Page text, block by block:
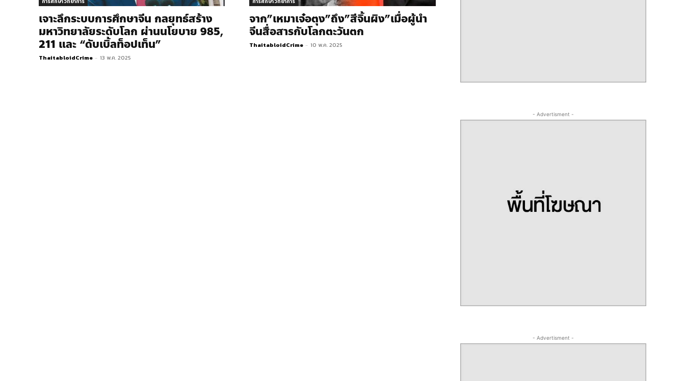
เจาะลึกระบบการศึกษาจีน กลยุทธ์สร้าง
มหาวิทยาลัยระดับโลก ผ่านนโยบาย 985,
211 และ “ดับเบิ้ลท็อปเท็น”
ThaitabloidCrime - 13 พ.ค. 2025
จาก”เหมาเจ๋อตุง”ถึง”สีจิ้นผิง”เมื่อผู้นำ
จีนสื่อสารกับโลกตะวันตก
ThaitabloidCrime - 10 พ.ค. 2025
- Advertisment -
- Advertisment -